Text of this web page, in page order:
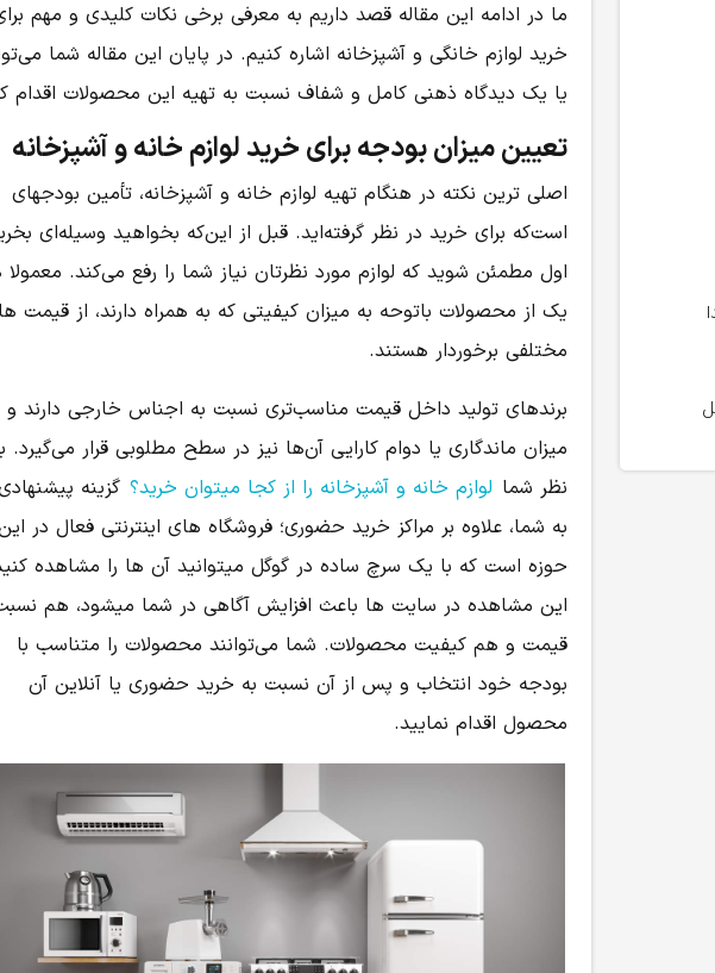
ما در ادامه این مقاله قصد داریم به معرفی برخی نکات کلیدی و مهم
خرید لوازم خانگی و آشپزخانه اشاره کنیم. در پایان این مقاله شما
یا یک دیدگاه ذهنی کامل و شفاف نسبت به تهیه این محصولات اقدام
تعیین میزان بودجه برای خرید لوازم خانه و آشپزخانه
اصلی ترین نکته در هنگام تهیه لوازم خانه و آشپزخانه، تأمین بودجه‎ای
است‌که برای خرید در نظر گرفته‌اید. قبل از این‌که بخواهید وسیله‌ای
اول مطمئن شوید که لوازم مورد نظرتان نیاز شما را رفع می‌کند. معمولا
یک از محصولات باتوحه به میزان کیفیتی که به همراه دارند، از قیمت
مختلفی برخوردار هستند.
برند‌های تولید داخل قیمت مناسب‌تری نسبت به اجناس خارجی دارند و
میزان ماندگاری یا دوام کارایی آن‌ها نیز در سطح مطلوبی قرار می‌گیرد.
نظر شما لوازم خانه و آشپزخانه را از کجا میتوان خرید؟ گزینه‌
به شما، علاوه بر مراکز خرید حضوری؛ فروشگاه های اینترنتی فعال در
حوزه است که با یک سرچ ساده در گوگل میتوانید آن ها را مشاهده
این مشاهده در سایت ها باعث افزایش آگاهی در شما میشود، هم
قیمت و هم کیفیت محصولات. شما می‌توانند محصولات را متناسب با
بودجه خود انتخاب و پس از آن نسبت به خرید حضوری یا آنلاین آن
محصول اقدام نمایید.